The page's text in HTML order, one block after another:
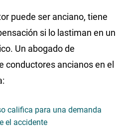
puede ser anciano, tiene
si lo lastiman en un
Un abogado de
conductores ancianos en el
califica para una demanda
el accidente